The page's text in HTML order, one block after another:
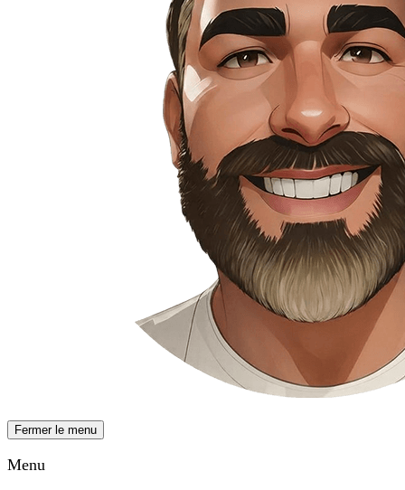
Fermer le menu
Menu